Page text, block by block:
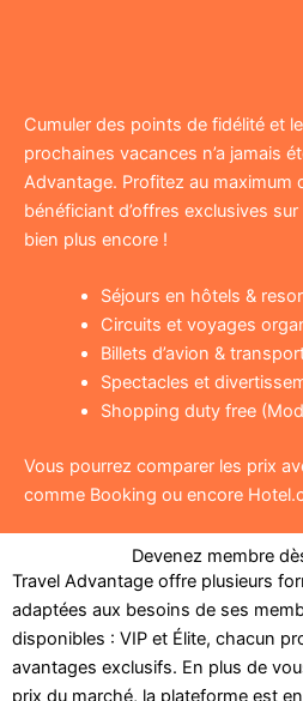
Cumuler des points de fidélité et
prochaines vacances n’a jamais
Advantage. Profitez au maximum
bénéficiant d’offres exclusives
bien plus encore !
Séjours en hôtels &
Circuits et voyages
Billets d’avion &
Spectacles et
Shopping duty free
Vous pourrez comparer les prix
comme Booking ou encore
Devenez membre
Travel Advantage offre plusieurs
adaptées aux besoins de ses
disponibles : VIP et Élite, chacun
avantages exclusifs. En plus de
prix du marché, la plateforme est